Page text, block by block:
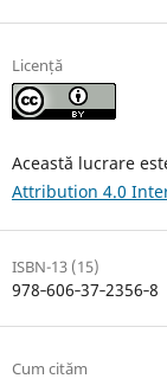
Licență
Această lucrare
Attribution 4.0
ISBN-13 (15)
978‐606‐37‐2356‐8
Cum cităm